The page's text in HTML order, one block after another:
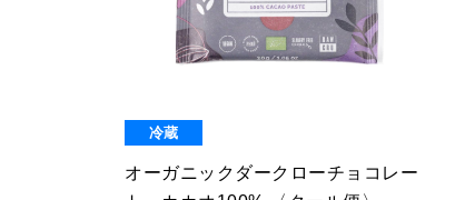
冷蔵
オーガニックダークローチョコレー